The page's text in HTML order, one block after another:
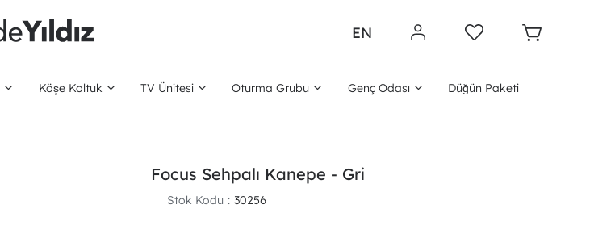
EN
Köşe Koltuk TV Ünitesi Oturma Grubu Genç Odası Düğün Paketi
Focus Sehpalı Kanepe - Gri
Stok Kodu 30256